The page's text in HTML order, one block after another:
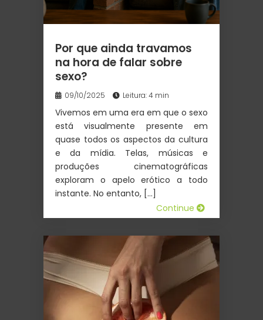
Por que ainda travamos
na hora de falar sobre
sexo?
09/10/2025 Leitura: 4 min
Vivemos em uma era em que o sexo
está visualmente presente em
quase todos os aspectos da cultura
e da mídia. Telas, músicas e
produções cinematográficas
exploram o apelo erótico a todo
instante. No entanto, […]
Continue